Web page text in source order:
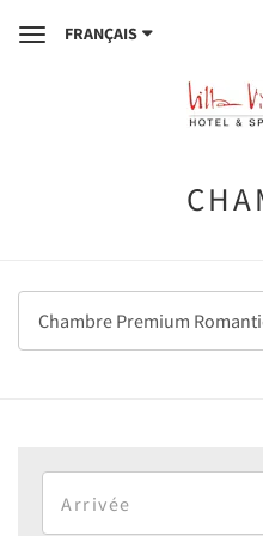
ToggleFRANÇAIS